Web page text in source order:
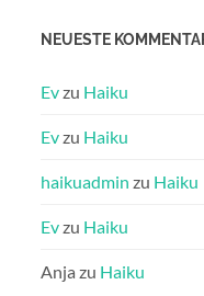
NEUESTE
Evzu Haiku
Evzu Haiku
haikuadmin zu Haiku
Evzu Haiku
Anja zu Haiku